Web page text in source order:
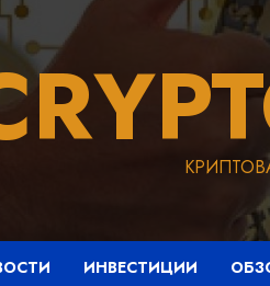
ИНВЕСТИЦИИ